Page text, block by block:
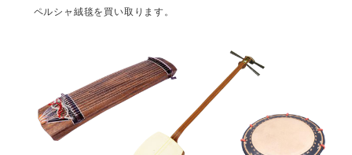
ペルシャ絨毯を買い取ります。